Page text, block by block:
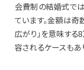
会費制の結婚式で
ています。金額は奇
広がり」を意味する
容されるケースもあ